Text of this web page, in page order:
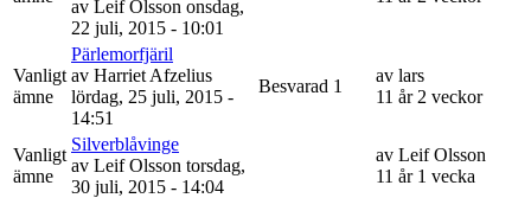
av Leif Olsson onsdag,
22 juli, 2015 - 10:01
Vanligt
ämne
Pärlemorfjäril
av Harriet Afzelius
lördag, 25 juli, 2015 -
14:51
Besvarad 1
av lars
11 år 2 veckor
Vanligt
ämne
Silverblåvinge
av Leif Olsson torsdag,
30 juli, 2015 - 14:04
av Leif Olsson
11 år 1 vecka